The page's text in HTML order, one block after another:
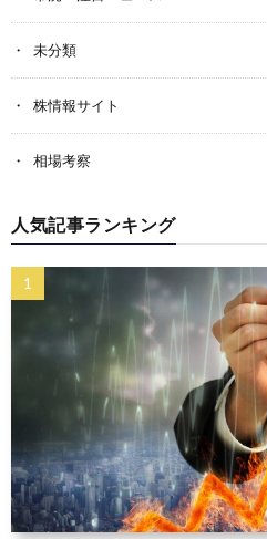
未分類
株情報サイト
相場考察
人気記事ランキング